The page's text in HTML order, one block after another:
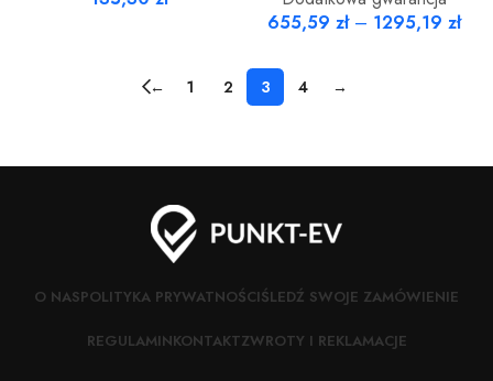
655,59 zł– 1295,19 zł
← 1 2 3 4 →
O NASPOLITYKA PRYWATNOŚCIŚLEDŹ SWOJE ZAMÓWIENIE
REGULAMINKONTAKTZWROTY I REKLAMACJE